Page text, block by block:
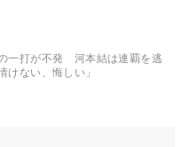
一打が不発 河本結は連覇を逃
けない、悔しい」